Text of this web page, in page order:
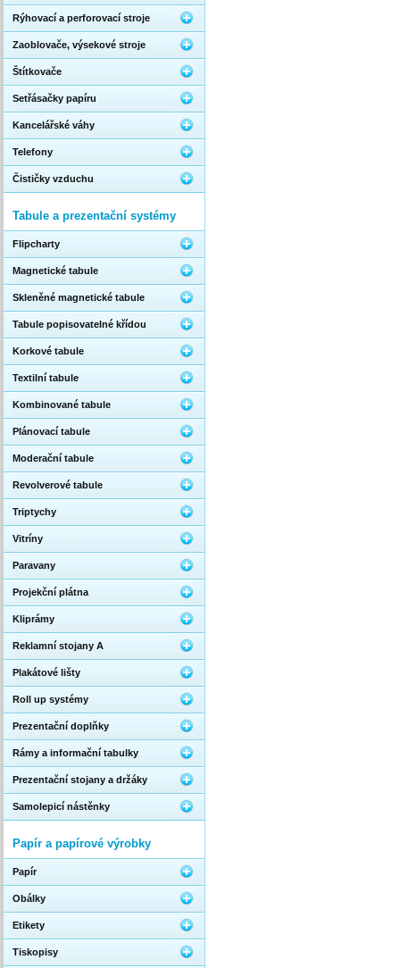
Rýhovací a perforovací stroje
Zaoblovače, výsekové stroje
Štítkovače
Setřásačky papíru
Kancelářské váhy
Telefony
Čističky vzduchu
Tabule a prezentační systémy
Flipcharty
Magnetické tabule
Skleněné magnetické tabule
Tabule popisovatelné křídou
Korkové tabule
Textilní tabule
Kombinované tabule
Plánovací tabule
Moderační tabule
Revolverové tabule
Triptychy
Vitríny
Paravany
Projekční plátna
Kliprámy
Reklamní stojany A
Plakátové lišty
Roll up systémy
Prezentační doplňky
Rámy a informační tabulky
Prezentační stojany a držáky
Samolepicí nástěnky
Papír a papírové výrobky
Papír
Obálky
Etikety
Tiskopisy